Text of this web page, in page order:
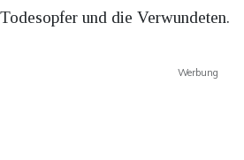
Todesopfer und die Verwundeten.
Werbung